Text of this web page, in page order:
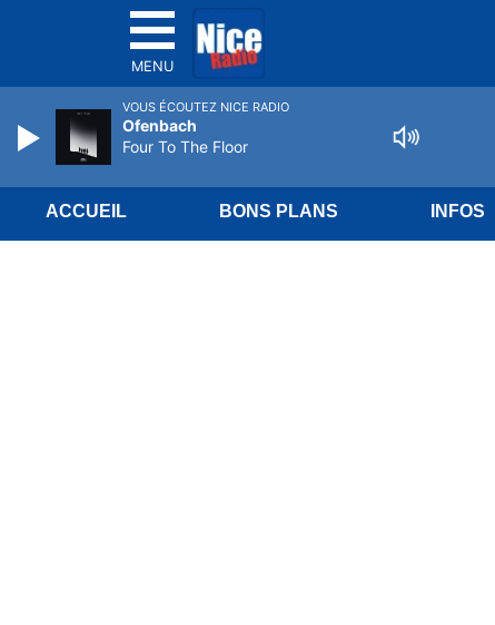
MENU
ACCUEIL BONS PLANS INFOS
VOUS ÉCOUTEZ NICE RADIO
Ofenbach
Four To The Floor